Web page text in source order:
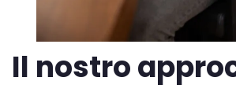
Il nostro